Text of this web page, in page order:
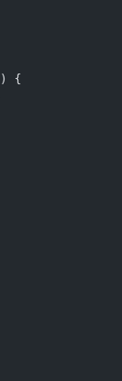
) {